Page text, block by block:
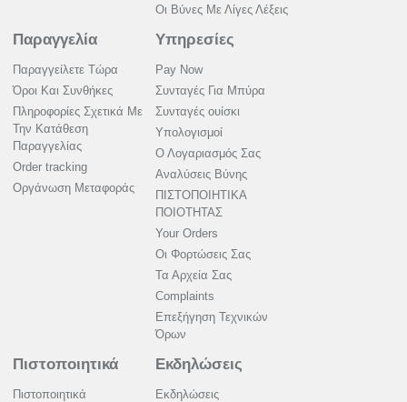
Οι Βύνες Με Λίγες Λέξεις
Παραγγελία
Παραγγείλετε Τώρα
Όροι Και Συνθήκες
Πληροφορίες Σχετικά Με
Την Κατάθεση
Παραγγελίας
Order tracking
Οργάνωση Μεταφοράς
Υπηρεσίες
Pay Now
Συνταγές Για Μπύρα
Συνταγές ουίσκι
Υπολογισμοί
Ο Λογαριασμός Σας
Αναλύσεις Βύνης
ΠΙΣΤΟΠΟΙΗΤΙΚΑ
ΠΟΙΟΤΗΤΑΣ
Your Orders
Οι Φορτώσεις Σας
Τα Αρχεία Σας
Complaints
Επεξήγηση Τεχνικών
Όρων
Πιστοποιητικά
Πιστοποιητικά
Εκδηλώσεις
Εκδηλώσεις